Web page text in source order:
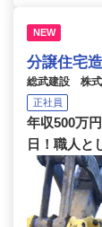
NEW
分譲住宅
総武建設 株
正社員
年収500万
日！職人と